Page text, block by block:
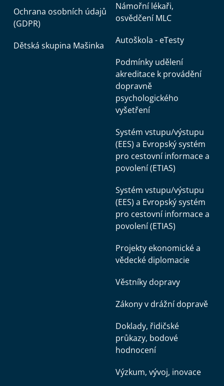
Ochrana osobních údajů
(GDPR)
Dětská skupina Mašinka
Námořní lékaři,
osvědčení MLC
Autoškola - eTesty
Podmínky udělení
akreditace k provádění
dopravně
psychologického
vyšetření
Systém vstupu/výstupu
(EES) a Evropský systém
pro cestovní informace a
povolení (ETIAS)
Systém vstupu/výstupu
(EES) a Evropský systém
pro cestovní informace a
povolení (ETIAS)
Projekty ekonomické a
vědecké diplomacie
Věstníky dopravy
Zákony v drážní dopravě
Doklady, řidičské
průkazy, bodové
hodnocení
Výzkum, vývoj, inovace